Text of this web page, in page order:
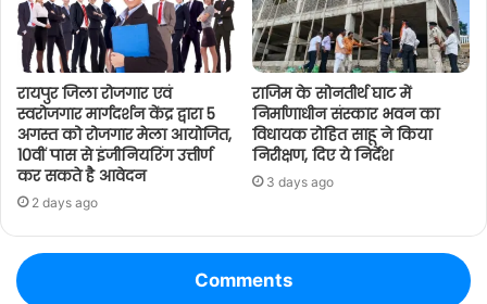
रायपुर जिला रोजगार एवं
स्वरोजगार मार्गदर्शन केंद्र द्वारा 5
अगस्त को रोजगार मेला आयोजित,
10वीं पास से इंजीनियरिंग उत्तीर्ण
कर सकते है आवेदन
2 days ago
राजिम के सोनतीर्थ घाट में
निर्माणाधीन संस्कार भवन का
विधायक रोहित साहू ने किया
निरीक्षण, दिए ये निर्देश
3 days ago
Comments